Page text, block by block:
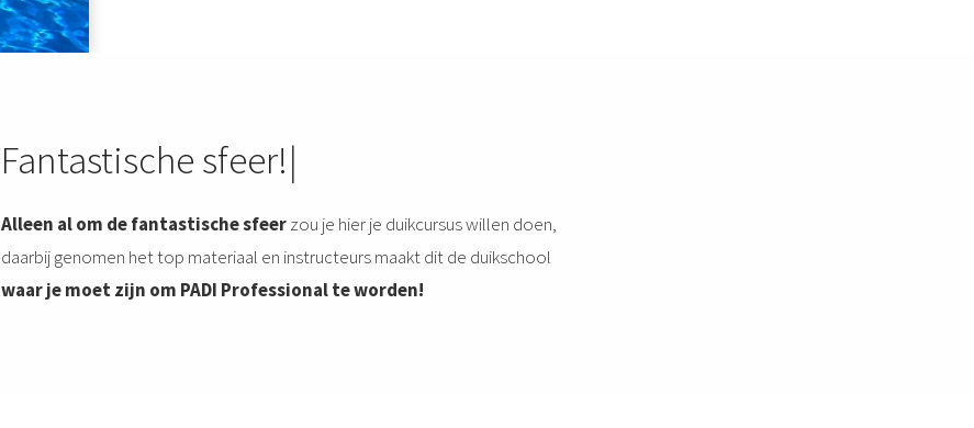
Fantastische sfeer!
Alleen al om de fantastische sfeerzou je hier je duikcursus willen doen,
daarbij genomen het top materiaal en instructeurs maakt dit de duikschool
waar je moet zijn om PADI Professional te worden!